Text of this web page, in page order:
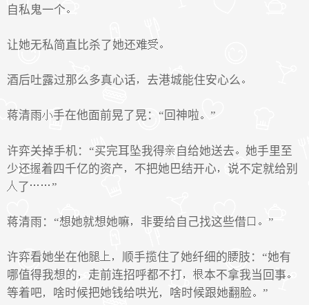
自私鬼一个
让她无私简直比杀了她还难
酒后吐露过那么多真心话 去港城能住安心么
蒋清雨 手在他面前晃了晃：“回神啦 ”
许弈关掉手机：“买完耳坠我得 自给她送去
她手里至
少还
着四千亿的资产 不把她巴结开心
说不定就给别
了
”
蒋清雨：“想她就想她嘛 非要给自己找这些借 ”
许弈看她坐在他 顺手揽住了她纤细的
肢：“她有
哪值得我想的
走前连招呼都不打
本不拿我当回事
等着吧
啥时候把她钱给哄光 啥时候跟她翻脸 ”